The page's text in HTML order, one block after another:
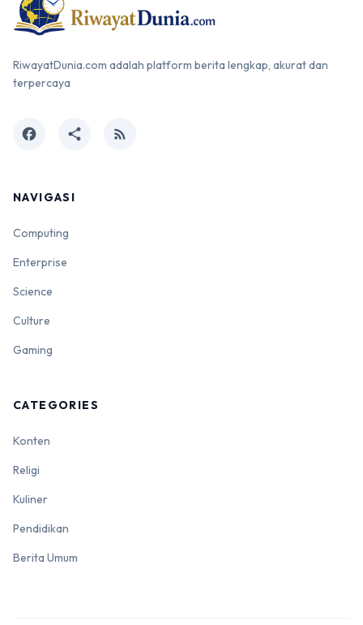
RiwayatDunia.com adalah platform berita lengkap, akurat dan
terpercaya
facebook share rss_feed
NAVIGASI
Computing
Enterprise
Science
Culture
Gaming
CATEGORIES
Konten
Religi
Kuliner
Pendidikan
Berita Umum